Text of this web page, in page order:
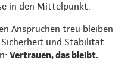
in den Mittelpunkt.
Ansprüchen treu bleiben
Sicherheit und Stabilität
Vertrauen, das bleibt.